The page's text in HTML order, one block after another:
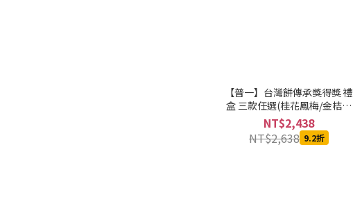
【普一】台灣餅傳承獎得獎 禮
盒 三款任選(桂花鳳梅/金桔香
柚)(2盒)
NT$2,438
NT$2,638 9.2折